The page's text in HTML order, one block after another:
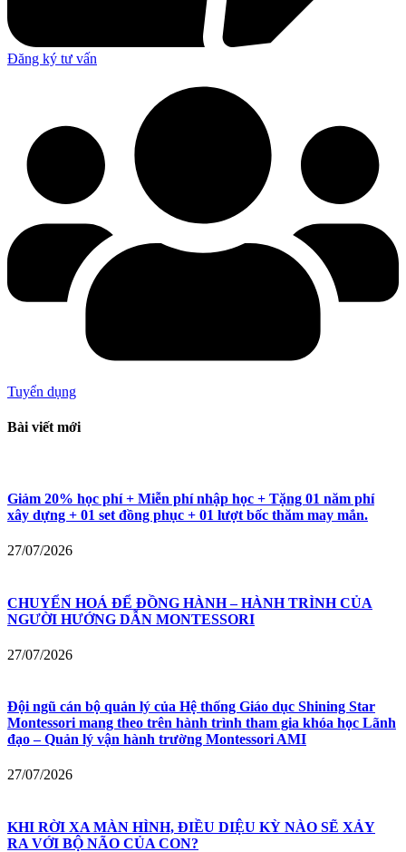
Đăng ký tư vấn
Tuyển dụng
Bài viết mới
Giảm 20% học phí + Miễn phí nhập học + Tặng 01 năm phí
xây dựng + 01 set đồng phục + 01 lượt bốc thăm may mắn.
27/07/2026
CHUYỂN HOÁ ĐỂ ĐỒNG HÀNH – HÀNH TRÌNH CỦA
NGƯỜI HƯỚNG DẪN MONTESSORI
27/07/2026
Đội ngũ cán bộ quản lý của Hệ thống Giáo dục Shining Star
Montessori mang theo trên hành trình tham gia khóa học Lãnh
đạo – Quản lý vận hành trường Montessori AMI
27/07/2026
KHI RỜI XA MÀN HÌNH, ĐIỀU DIỆU KỲ NÀO SẼ XẢY
RA VỚI BỘ NÃO CỦA CON?